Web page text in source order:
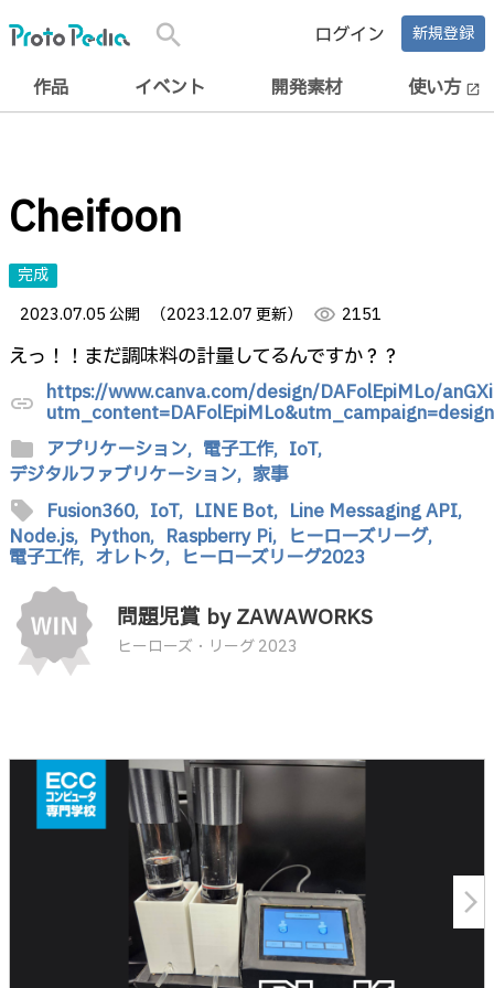
search ログイン 新規登録
作品 イベント 開発素材 使い方 open_in_new
Cheifoon
完成
2023.07.05 公開
（2023.12.07 更新） visibility 2151
えっ！！まだ調味料の計量してるんですか？？
link https://www.canva.com/design/DAFolEpiMLo/
folder アプリケーション, 電子工作, IoT,
デジタルファブリケーション, 家事
sell Fusion360, IoT, LINE Bot, Line Messaging API,
Node.js, Python, Raspberry Pi, ヒーローズリーグ,
電子工作, オレトク, ヒーローズリーグ2023
問題児賞 by ZAWAWORKS
ヒーローズ・リーグ 2023
arrow_forward_ios